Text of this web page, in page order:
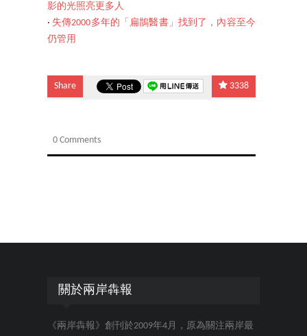
影的光照亮更多人
‧ 失傳2000多年的「扁鵲醫書」找到了，內容至今
仍管用
Share 3338
0 Comments
關於兩岸犇報
《兩岸犇報》創刊於2009年4月，原為關注兩岸最